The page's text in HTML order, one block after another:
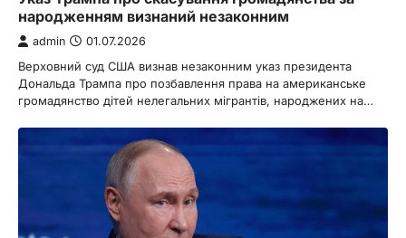
народженням визнаний незаконним
admin 01.07.2026
Верховний суд США визнав незаконним указ президента
Дональда Трампа про позбавлення права на американське
громадянство дітей нелегальних мігрантів, народжених на…